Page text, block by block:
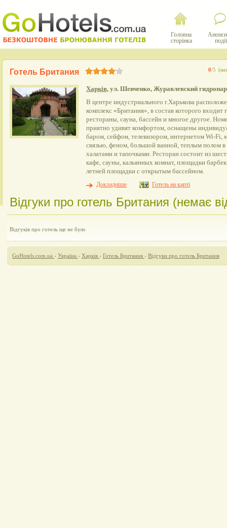
Головна
сторінка
події
0/5
Готель Британия
Харків, ул. Шевченко, Журавлевский
В центре индустриального г.Харькова
комплекс «Британия», в состав которого
рестораны, сауна, бассейн и многое другое.
приятно удивят комфортом, оснащены
баром, сейфом, телевизором, интернетом Wi-Fi,
связью, феном, большой ванной, теплым полом
халатами и тапочками. Ресторан состоит из
кафе, сауны, кальянных комнат, площадки
летней площадки с открытым бассейном.
Докладніше
Готель на карті
Відгуки про готель Британия (немає
Відгуків про готель ще не було
GoHotels.com.ua › Україна › Харків › Готель Британия › Відгуки про готель Британия